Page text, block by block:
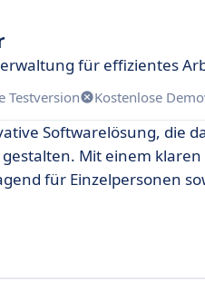
für effizientes
Testversion Kostenlose
Softwarelösung, die
Mit einem
für Einzelpersonen